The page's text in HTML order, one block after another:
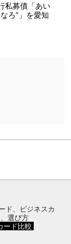
私募債「あい
ろ”」を愛知
ド、ビジネスカ
選び方
ード比較